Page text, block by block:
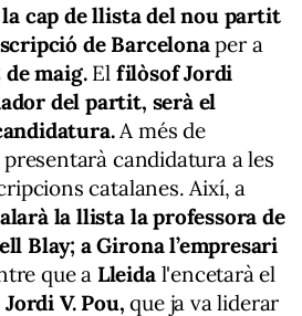
cap de llista del nou partit
de Barcelonaper a
de maig.El filòsof Jordi
del partit, serà el
A més de
candidatura a les
catalanes. Així, a
la llista la professora de
Blay; a Girona l’empresari
que a Lleida l'encetarà el
V. Pou, que ja va liderar